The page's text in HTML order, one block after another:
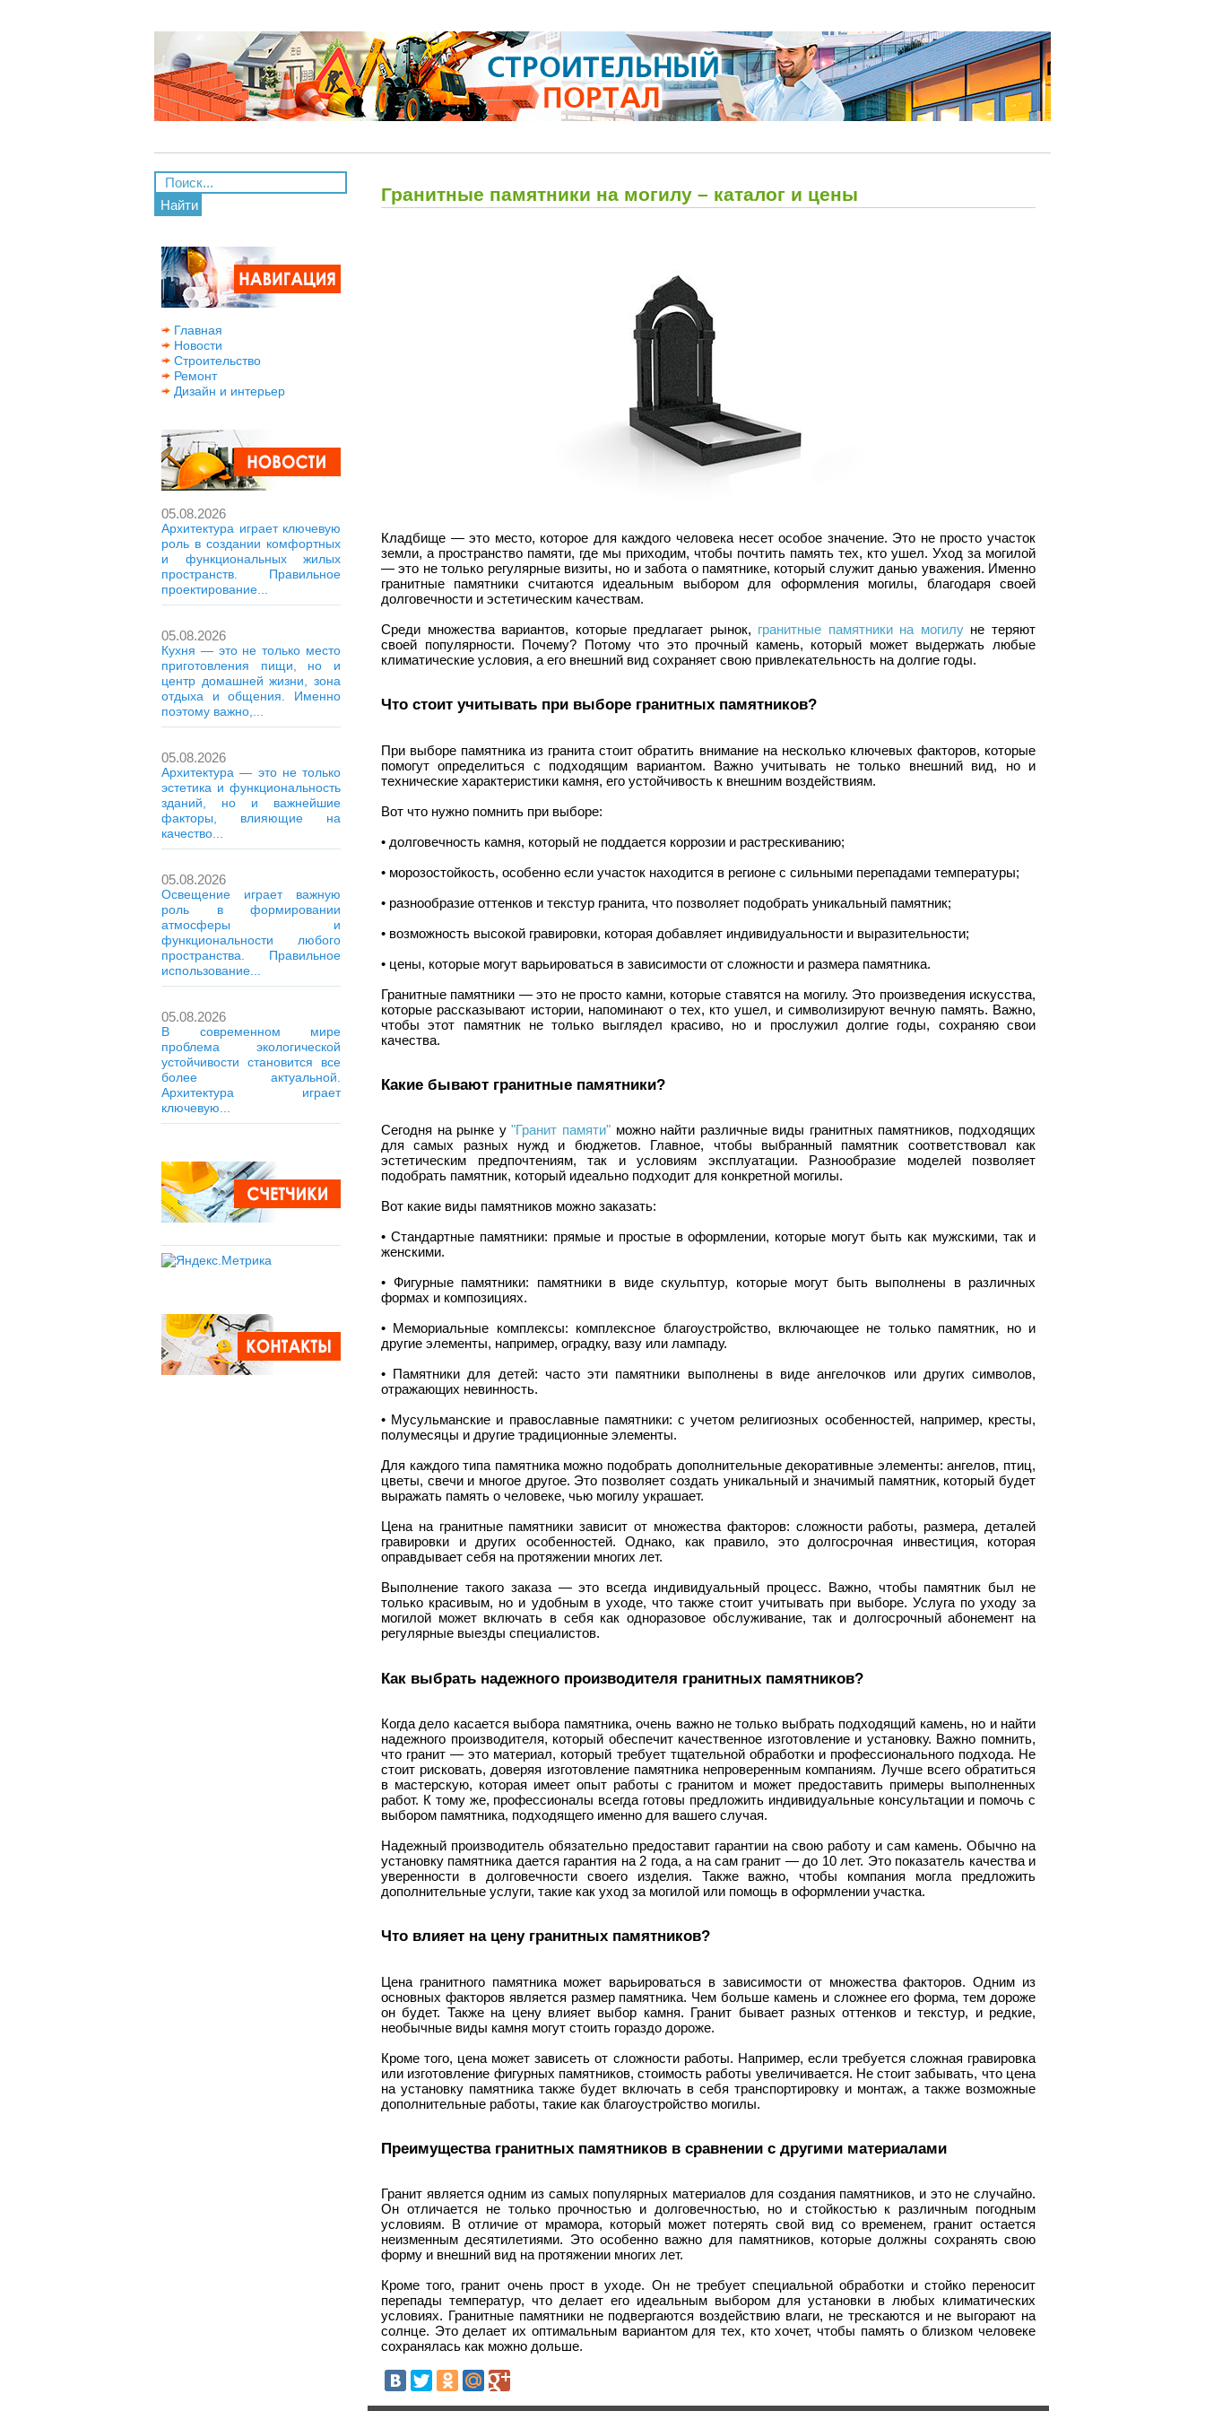
Найти
Главная
Новости
Строительство
Ремонт
Дизайн и интерьер
05.08.2026
Архитектура играет ключевую
роль в создании комфортных
и функциональных жилых
пространств. Правильное
проектирование...
05.08.2026
Кухня — это не только место
приготовления пищи, но и
центр домашней жизни, зона
отдыха и общения. Именно
поэтому важно,...
05.08.2026
Архитектура — это не только
эстетика и функциональность
зданий, но и важнейшие
факторы, влияющие на
качество...
05.08.2026
Освещение играет важную
роль в формировании
атмосферы и
функциональности любого
пространства. Правильное
использование...
05.08.2026
В современном мире
проблема экологической
устойчивости становится все
более актуальной.
Архитектура играет
ключевую...
Гранитные памятники на могилу – каталог и цены
Кладбище — это место, которое для каждого человека несет особое значение. Это не просто участок
земли, а пространство памяти, где мы приходим, чтобы почтить память тех, кто ушел. Уход за могилой
— это не только регулярные визиты, но и забота о памятнике, который служит данью уважения. Именно
гранитные памятники считаются идеальным выбором для оформления могилы, благодаря своей
долговечности и эстетическим качествам.
Среди множества вариантов, которые предлагает рынок, гранитные памятники на могилуне теряют
своей популярности. Почему? Потому что это прочный камень, который может выдержать любые
климатические условия, а его внешний вид сохраняет свою привлекательность на долгие годы.
Что стоит учитывать при выборе гранитных памятников?
При выборе памятника из гранита стоит обратить внимание на несколько ключевых факторов, которые
помогут определиться с подходящим вариантом. Важно учитывать не только внешний вид, но и
технические характеристики камня, его устойчивость к внешним воздействиям.
Вот что нужно помнить при выборе:
• долговечность камня, который не поддается коррозии и растрескиванию;
• морозостойкость, особенно если участок находится в регионе с сильными перепадами температуры;
• разнообразие оттенков и текстур гранита, что позволяет подобрать уникальный памятник;
• возможность высокой гравировки, которая добавляет индивидуальности и выразительности;
• цены, которые могут варьироваться в зависимости от сложности и размера памятника.
Гранитные памятники — это не просто камни, которые ставятся на могилу. Это произведения искусства,
которые рассказывают истории, напоминают о тех, кто ушел, и символизируют вечную память. Важно,
чтобы этот памятник не только выглядел красиво, но и прослужил долгие годы, сохраняю свои
качества.
Какие бывают гранитные памятники?
Сегодня на рынке у"Гранит памяти"можно найти различные виды гранитных памятников, подходящих
для самых разных нужд и бюджетов. Главное, чтобы выбранный памятник соответствовал как
эстетическим предпочтениям, так и условиям эксплуатации. Разнообразие моделей позволяет
подобрать памятник, который идеально подходит для конкретной могилы.
Вот какие виды памятников можно заказать:
• Стандартные памятники: прямые и простые в оформлении, которые могут быть как мужскими, так и
женскими.
• Фигурные памятники: памятники в виде скульптур, которые могут быть выполнены в различных
формах и композициях.
• Мемориальные комплексы: комплексное благоустройство, включающее не только памятник, но и
другие элементы, например, оградку, вазу или лампаду.
• Памятники для детей: часто эти памятники выполнены в виде ангелочков или других символов,
отражающих невинность.
• Мусульманские и православные памятники: с учетом религиозных особенностей, например, кресты,
полумесяцы и другие традиционные элементы.
Для каждого типа памятника можно подобрать дополнительные декоративные элементы: ангелов, птиц,
цветы, свечи и многое другое. Это позволяет создать уникальный и значимый памятник, который будет
выражать память о человеке, чью могилу украшает.
Цена на гранитные памятники зависит от множества факторов: сложности работы, размера, деталей
гравировки и других особенностей. Однако, как правило, это долгосрочная инвестиция, которая
оправдывает себя на протяжении многих лет.
Выполнение такого заказа — это всегда индивидуальный процесс. Важно, чтобы памятник был не
только красивым, но и удобным в уходе, что также стоит учитывать при выборе. Услуга по уходу за
могилой может включать в себя как одноразовое обслуживание, так и долгосрочный абонемент на
регулярные выезды специалистов.
Как выбрать надежного производителя гранитных памятников?
Когда дело касается выбора памятника, очень важно не только выбрать подходящий камень, но и найти
надежного производителя, который обеспечит качественное изготовление и установку. Важно помнить,
что гранит — это материал, который требует тщательной обработки и профессионального подхода. Не
стоит рисковать, доверяя изготовление памятника непроверенным компаниям. Лучше всего обратиться
в мастерскую, которая имеет опыт работы с гранитом и может предоставить примеры выполненных
работ. К тому же, профессионалы всегда готовы предложить индивидуальные консультации и помочь с
выбором памятника, подходящего именно для вашего случая.
Надежный производитель обязательно предоставит гарантии на свою работу и сам камень. Обычно на
установку памятника дается гарантия на 2 года, а на сам гранит — до 10 лет. Это показатель качества и
уверенности в долговечности своего изделия. Также важно, чтобы компания могла предложить
дополнительные услуги, такие как уход за могилой или помощь в оформлении участка.
Что влияет на цену гранитных памятников?
Цена гранитного памятника может варьироваться в зависимости от множества факторов. Одним из
основных факторов является размер памятника. Чем больше камень и сложнее его форма, тем дороже
он будет. Также на цену влияет выбор камня. Гранит бывает разных оттенков и текстур, и редкие,
необычные виды камня могут стоить гораздо дороже.
Кроме того, цена может зависеть от сложности работы. Например, если требуется сложная гравировка
или изготовление фигурных памятников, стоимость работы увеличивается. Не стоит забывать, что цена
на установку памятника также будет включать в себя транспортировку и монтаж, а также возможные
дополнительные работы, такие как благоустройство могилы.
Преимущества гранитных памятников в сравнении с другими материалами
Гранит является одним из самых популярных материалов для создания памятников, и это не случайно.
Он отличается не только прочностью и долговечностью, но и стойкостью к различным погодным
условиям. В отличие от мрамора, который может потерять свой вид со временем, гранит остается
неизменным десятилетиями. Это особенно важно для памятников, которые должны сохранять свою
форму и внешний вид на протяжении многих лет.
Кроме того, гранит очень прост в уходе. Он не требует специальной обработки и стойко переносит
перепады температур, что делает его идеальным выбором для установки в любых климатических
условиях. Гранитные памятники не подвергаются воздействию влаги, не трескаются и не выгорают на
солнце. Это делает их оптимальным вариантом для тех, кто хочет, чтобы память о близком человеке
сохранялась как можно дольше.